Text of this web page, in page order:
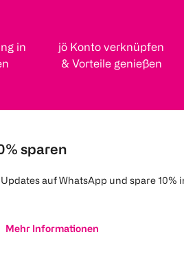
in
jö Konto verknüpfen
& Vorteile genießen
sparen
auf WhatsApp und spare 10%
Mehr Informationen